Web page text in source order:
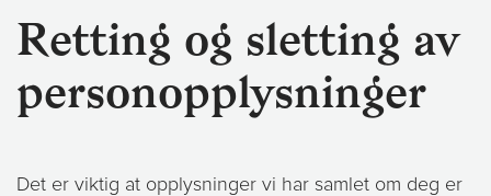
Retting og sletting av
personopplysninger
Det er viktig at opplysninger vi har samlet om deg er